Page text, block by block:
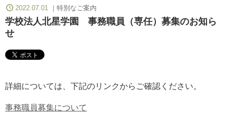
2022.07.01 特別なご案内
学校法人北星学園 事務職員（専任）募集のお知ら
せ
詳細については、下記のリンクからご確認ください。
事務職員募集について